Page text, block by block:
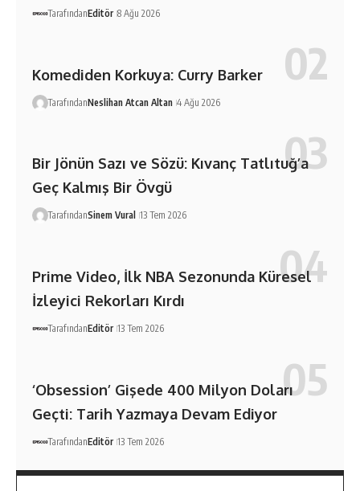
TarafındanEditör 8 Ağu 2026
Komediden Korkuya: Curry Barker
TarafındanNeslihan Atcan Altan 4 Ağu 2026
Bir Jönün Sazı ve Sözü: Kıvanç Tatlıtuğ’a
Geç Kalmış Bir Övgü
TarafındanSinem Vural 13 Tem 2026
Prime Video, İlk NBA Sezonunda Küresel
İzleyici Rekorları Kırdı
TarafındanEditör 13 Tem 2026
‘Obsession’ Gişede 400 Milyon Doları
Geçti: Tarih Yazmaya Devam Ediyor
TarafındanEditör 13 Tem 2026